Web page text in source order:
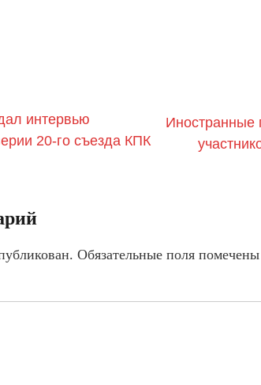
интервью
20-го съезда КПК
Иностранные
Обязательные поля помечены